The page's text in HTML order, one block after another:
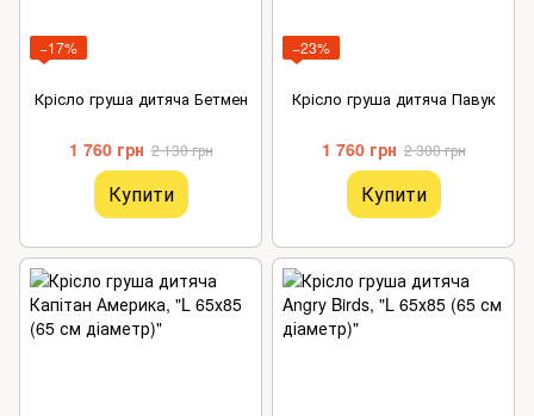
−17%
Крісло груша дитяча Бетмен
1 760 грн 2 130 грн
Купити
−23%
Крісло груша дитяча Павук
1 760 грн 2 300 грн
Купити